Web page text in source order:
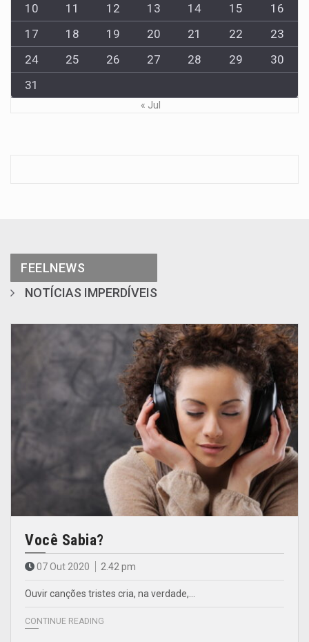
10
11 12 13 14 15
16
17
18 19 20 21 22
23
24
25 26 27 28 29
30
31
« Jul
FEELNEWS
NOTÍCIAS IMPERDÍVEIS
Você Sabia?
07 Out 2020 2.42 pm
Ouvir canções tristes cria, na verdade,…
CONTINUE READING